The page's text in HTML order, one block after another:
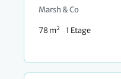
Marsh & Co
78 m2 1 Etage